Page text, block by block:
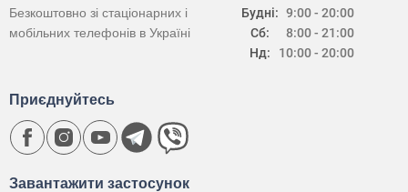
Будні:
Сб:
Нд:
9:00 - 20:00
8:00 - 21:00
10:00 - 20:00
Безкоштовно зі стаціонарних і
мобільних телефонів в Україні
Завантажити застосунок
Приєднуйтесь